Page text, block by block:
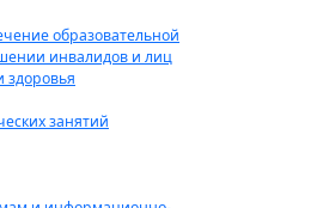
образовательной
инвалидов и лиц
занятий